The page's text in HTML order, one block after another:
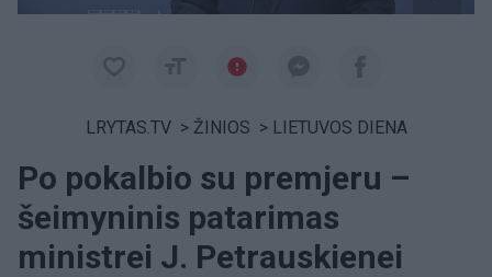
LRYTAS.TV > ŽINIOS > LIETUVOS DIENA
Po pokalbio su premjeru –
šeimyninis patarimas
ministrei J. Petrauskienei